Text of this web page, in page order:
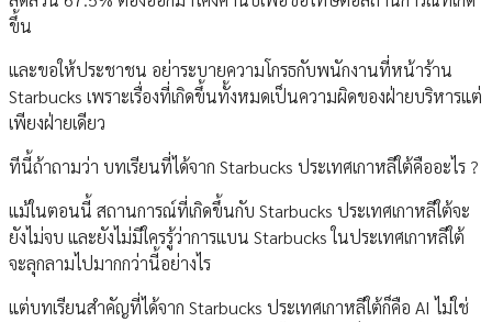
ขึ้น
และขอให้ประชาชน อย่าระบายความโกรธกับพนักงานที่หน้าร้าน
Starbucks เพราะเรื่องที่เกิดขึ้นทั้งหมดเป็นความผิดของฝ่ายบริหารแต่
เพียงฝ่ายเดียว
ทีนี้ถ้าถามว่า บทเรียนที่ได้จาก Starbucks ประเทศเกาหลีใต้คืออะไร ?
แม้ในตอนนี้ สถานการณ์ที่เกิดขึ้นกับ Starbucks ประเทศเกาหลีใต้จะ
ยังไม่จบ และยังไม่มีใครรู้ว่าการแบน Starbucks ในประเทศเกาหลีใต้
จะลุกลามไปมากกว่านี้อย่างไร
แต่บทเรียนสำคัญที่ได้จาก Starbucks ประเทศเกาหลีใต้ก็คือ AI ไม่ใช่